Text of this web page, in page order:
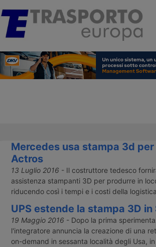
Mercedes usa stampa 3d
Actros
13 Luglio 2016 - Il costruttore tedesco
assistenza stampanti 3D per produrre in
riducendo così i tempi e i costi della
UPS estende la stampa 3D
19 Maggio 2016 - Dopo la prima
l'integratore annuncia la creazione di una
on-demand in sessanta località degli Usa,